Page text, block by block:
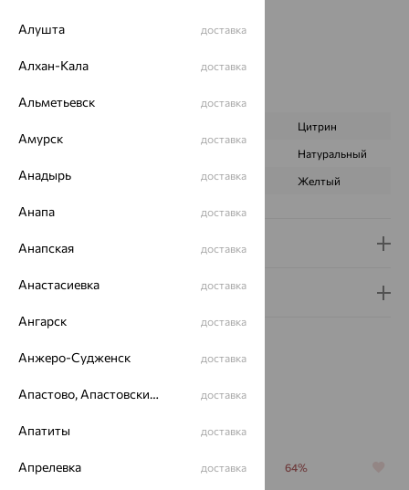
Цвет вставки:
Желтый
Характеристика вставки:
Цитрин
Натуральный
ЦВЕТ Бесцветный Желтый
Доставка и оплата
Гарантия и возврат
64% 64%
Алушта доставка
Алхан-Кала доставка
Альметьевск доставка
Амурск доставка
Анадырь доставка
Анапа доставка
Анапская доставка
Анастасиевка доставка
Ангарск доставка
Анжеро-Судженск доставка
Апастово, Апастовский район доставка
Апатиты доставка
Апрелевка доставка